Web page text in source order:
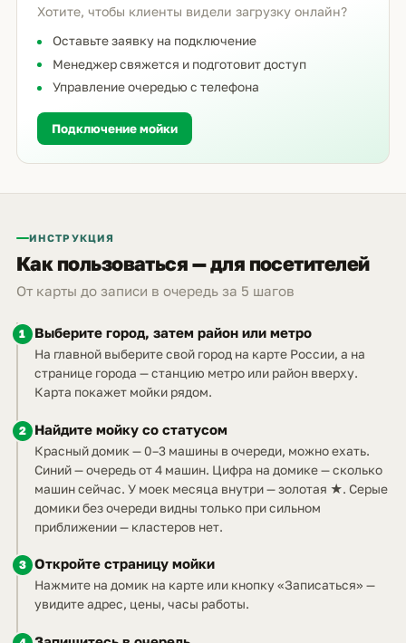
Хотите, чтобы клиенты видели загрузку онлайн?
Оставьте заявку на подключение
Менеджер свяжется и подготовит доступ
Управление очередью с телефона
Подключение мойки
ИНСТРУКЦИЯ
Как пользоваться — для посетителей
От карты до записи в очередь за 5 шагов
1 Выберите город, затем район или метро
На главной выберите свой город на карте России, а на
странице города — станцию метро или район вверху.
Карта покажет мойки рядом.
2 Найдите мойку со статусом
Красный домик — 0–3 машины в очереди, можно ехать.
Синий — очередь от 4 машин. Цифра на домике — сколько
машин сейчас. У моек месяца внутри — золотая ★. Серые
домики без очереди видны только при сильном
приближении — кластеров нет.
3 Откройте страницу мойки
Нажмите на домик на карте или кнопку «Записаться» —
увидите адрес, цены, часы работы.